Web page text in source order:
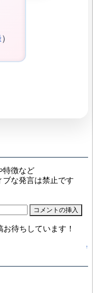
）
特徴など
な発言は禁止です
待ちしています！
↑